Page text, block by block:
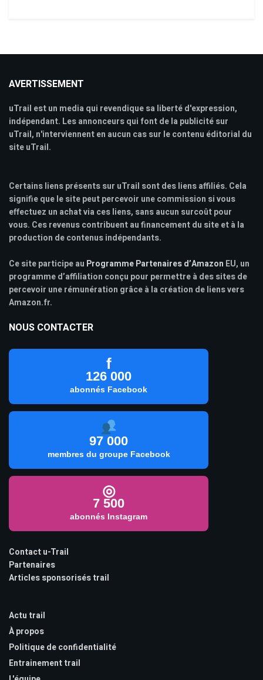
AVERTISSEMENT
uTrail est un media qui revendique sa liberté d'expression,
indépendant. Les annonceurs qui font de la publicité sur
uTrail, n'interviennent en aucun cas sur le contenu éditorial du
site uTrail.
Certains liens présents sur uTrail sont des liens affiliés. Cela
signifie que le site peut percevoir une commission si vous
effectuez un achat via ces liens, sans aucun surcoût pour
vous. Ces revenus contribuent au financement du site et à la
production de contenus indépendants.
Ce site participe au Programme Partenaires d’Amazon EU, un
programme d’affiliation conçu pour permettre à des sites de
percevoir une rémunération grâce à la création de liens vers
Amazon.fr.
NOUS CONTACTER
f
126 000
abonnés Facebook
97 000
membres du groupe Facebook
◎
7 500
abonnés Instagram
Contact u-Trail
Partenaires
Articles sponsorisés trail
Actu trail
À propos
Politique de confidentialité
Entrainement trail